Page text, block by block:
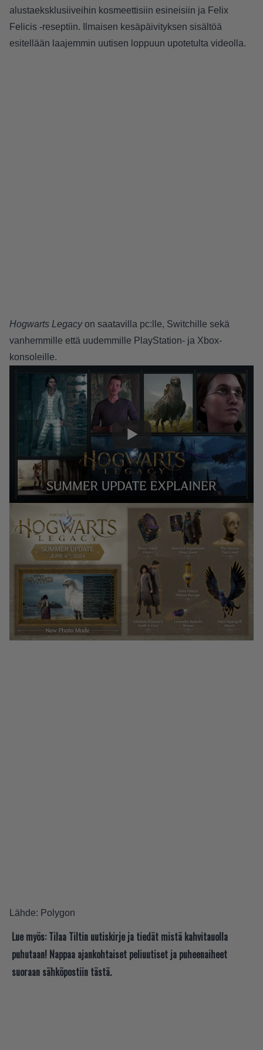
alustaeksklusiiveihin kosmeettisiin esineisiin ja Felix
Felicis -reseptiin. Ilmaisen kesäpäivityksen sisältöä
esitellään laajemmin uutisen loppuun upotetulta videolla.
Hogwarts Legacyon saatavilla pc:lle, Switchille sekä
vanhemmille että uudemmille PlayStation- ja Xbox-
konsoleille.
Lähde: Polygon
Lue myös: Tilaa Tiltin uutiskirje ja tiedät mistä kahvitauolla
puhutaan! Nappaa ajankohtaiset peliuutiset ja puheenaiheet
suoraan sähköpostiin tästä.